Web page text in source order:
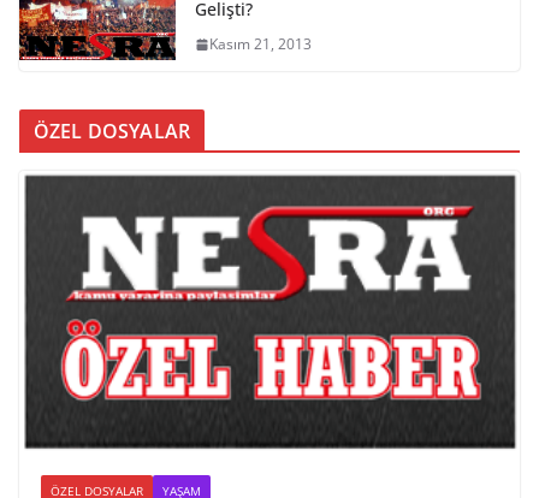
Gelişti?
Kasım 21, 2013
ÖZEL DOSYALAR
ÖZEL DOSYALAR YAŞAM